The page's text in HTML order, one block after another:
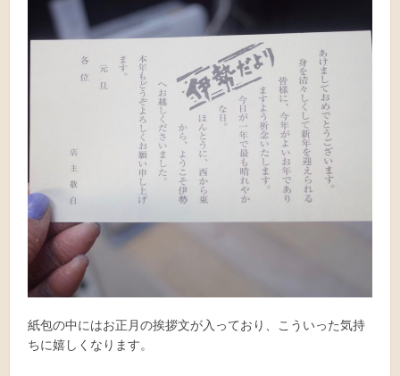
紙包の中にはお正月の挨拶文が入っており、こういった気持
ちに嬉しくなります。